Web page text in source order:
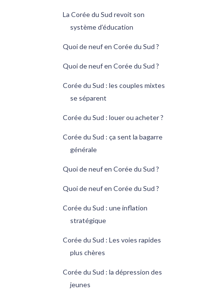
La Corée du Sud revoit son
système d’éducation
Quoi de neuf en Corée du Sud ?
Quoi de neuf en Corée du Sud ?
Corée du Sud : les couples mixtes
se séparent
Corée du Sud : louer ou acheter ?
Corée du Sud : ça sent la bagarre
générale
Quoi de neuf en Corée du Sud ?
Quoi de neuf en Corée du Sud ?
Corée du Sud : une inflation
stratégique
Corée du Sud : Les voies rapides
plus chères
Corée du Sud : la dépression des
jeunes